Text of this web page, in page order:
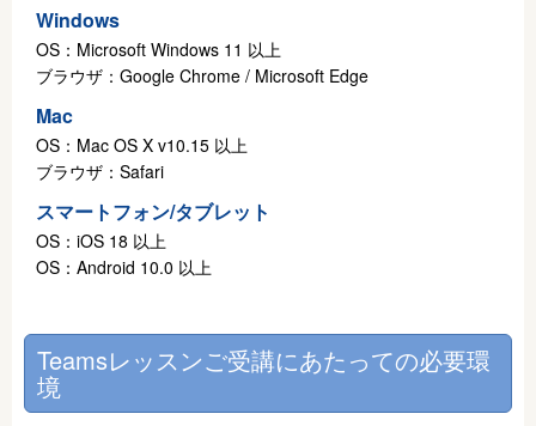
Windows
OS：Microsoft Windows 11 以上
ブラウザ：Google Chrome / Microsoft Edge
Mac
OS：Mac OS X v10.15 以上
ブラウザ：Safari
スマートフォン/タブレット
OS：iOS 18 以上
OS：Android 10.0 以上
Teamsレッスンご受講にあたっての必要環
境